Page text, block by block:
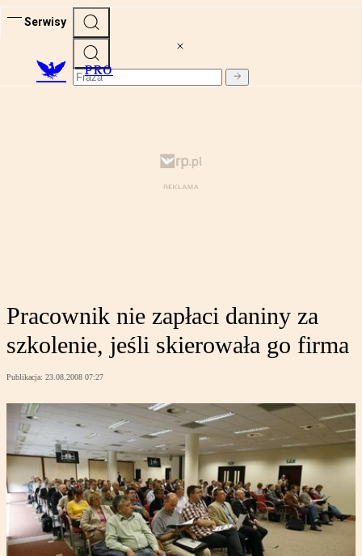
Serwisy
PRO
Pracownik nie zapłaci daniny za
szkolenie, jeśli skierowała go firma
Publikacja: 23.08.2008 07:27